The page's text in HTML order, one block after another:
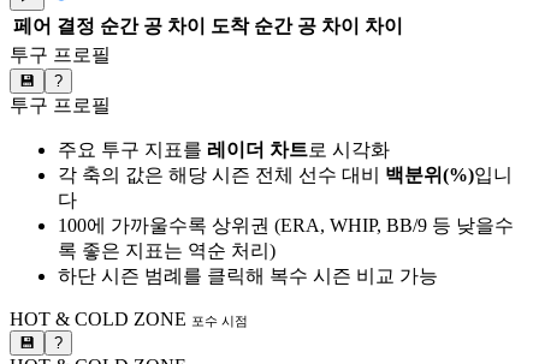
페어 결정 순간 공 차이 도착 순간 공 차이
차이
투구 프로필
💾 ?
투구 프로필
주요 투구 지표를 레이더 차트로 시각화
각 축의 값은 해당 시즌 전체 선수 대비 백분위(%)입니
다
100에 가까울수록 상위권 (ERA, WHIP, BB/9 등 낮을수
록 좋은 지표는 역순 처리)
하단 시즌 범례를 클릭해 복수 시즌 비교 가능
HOT & COLD ZONE 포수 시점
💾 ?